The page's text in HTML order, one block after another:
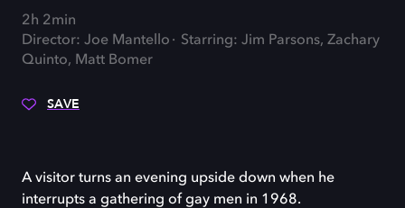
2h 2min
Director: Joe Mantello
Starring: Jim Parsons, Zachary
Quinto, Matt Bomer
SAVE
A visitor turns an evening upside down when he
interrupts a gathering of gay men in 1968.